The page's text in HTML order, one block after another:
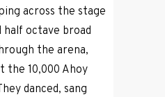
across the stage
octave broad
the arena,
the 10,000 Ahoy
danced, sang